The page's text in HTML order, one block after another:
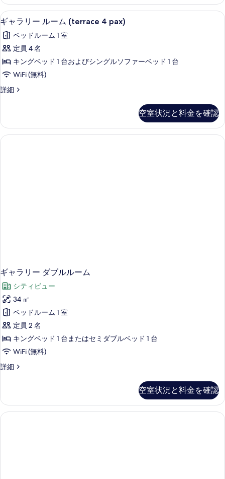
示
す
る
写
真
を
表
示
す
る
べ
て
の
写
真
を
表
る
イ
ー
ト
の
詳
ギ
ャ
ラ
リ
ー
ル
ー
(terrace
4
pax)
示
す
る
ギャラリー ルーム (terrace 4 pax) |
12
ギャラリー ルーム (terrace 4 pax)
ベッドルーム 1 室
定員 4 名
キングベッド 1 台およびシングルソファーベッド 1 台
WiFi (無料)
詳細
ギ
ー
ル
ー
空室状況と料金を確認
ギャラリー ダブルルーム
シティビュー
34 ㎡
ベッドルーム 1 室
定員 2 名
キングベッド 1 台またはセミダブルベッド 1 台
WiFi (無料)
詳細
ギ
ー
ダ
ブ
空室状況と料金を確認